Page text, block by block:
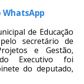
WhatsApp
de Educação
secretário de
e Gestão,
Executivo foi
do deputado,